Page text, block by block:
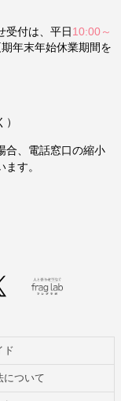
受付は、平日 10:00～
年末年始休業期間を
合、電話窓口の縮小
す。
ド
について